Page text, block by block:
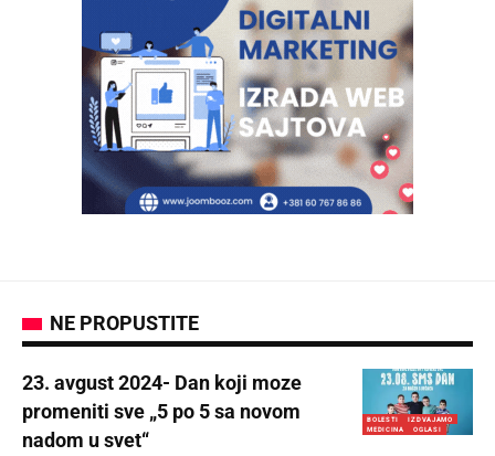
NE PROPUSTITE
BOLESTI
IZDVAJAMO
MEDICINA
OGLASI
23. avgust 2024- Dan koji moze
promeniti sve „5 po 5 sa novom
nadom u svet“